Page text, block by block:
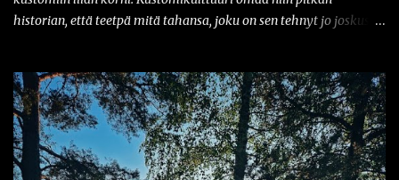
historian, että teetpä mitä tahansa, joku on sen tehnyt jo joskus
parin vuoden sisään nähtyä mm. prätkäliivi, mikä oli päällystetty
kokonaan kaljatölkin avausklipsuilla ja muuta vastaavaa.
Natsikypärä on ollut varsinkin sarjakuvissa ja pilapiirroksissa
varsin tyypillinen päähine klisheisillä moottoripyöräkerholaisilla.
Suomessa sotilaspotassa ajaminen ei kuitenkaan ole ollut